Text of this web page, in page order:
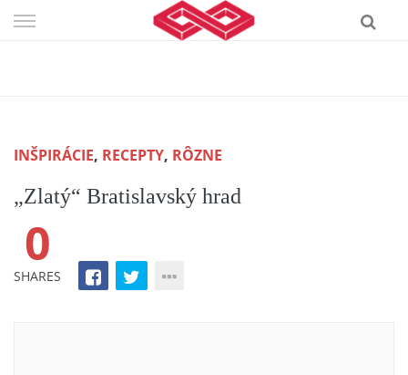
Skip
INŠPIRÁCIE, RECEPTY, RÔZNE
„Zlatý“ Bratislavský hrad
0
SHARES